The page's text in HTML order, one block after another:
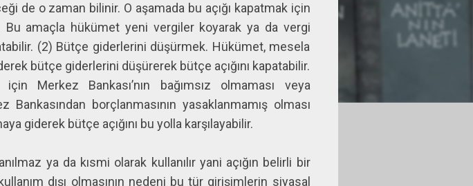
de o zaman bilinir. O aşamada bu açığı kapatmak için
amaçla hükümet yeni vergiler koyarak ya da vergi
(2) Bütçe giderlerini düşürmek. Hükümet, mesela
bütçe giderlerini düşürerek bütçe açığını kapatabilir.
Merkez Bankası’nın bağımsız olmaması veya
Bankasından borçlanmasının yasaklanmamış olması
giderek bütçe açığını bu yolla karşılayabilir.
ya da kısmi olarak kullanılır yani açığın belirli bir
dışı olmasının nedeni bu tür girişimlerin siyasal